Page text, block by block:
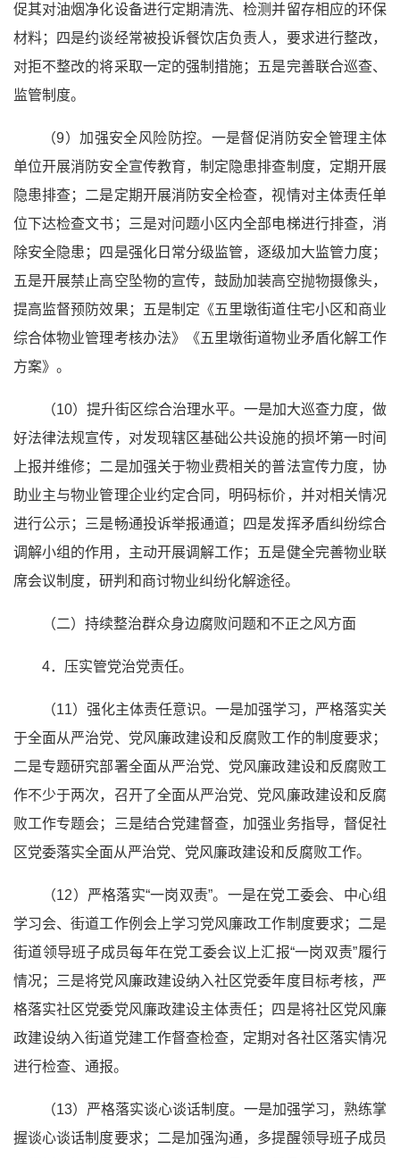
促其对油烟净化设备进行定期清洗、检测并留存相应的环保
材料；四是约谈经常被投诉餐饮店负责人，要求进行整改，
对拒不整改的将采取一定的强制措施；五是完善联合巡查、
监管制度。
（9）加强安全风险防控。一是督促消防安全管理主体
单位开展消防安全宣传教育，制定隐患排查制度，定期开展
隐患排查；二是定期开展消防安全检查，视情对主体责任单
位下达检查文书；三是对问题小区内全部电梯进行排查，消
除安全隐患；四是强化日常分级监管，逐级加大监管力度；
五是开展禁止高空坠物的宣传，鼓励加装高空抛物摄像头，
提高监督预防效果；五是制定《五里墩街道住宅小区和商业
综合体物业管理考核办法》《五里墩街道物业矛盾化解工作
方案》。
（10）提升街区综合治理水平。一是加大巡查力度，做
好法律法规宣传，对发现辖区基础公共设施的损坏第一时间
上报并维修；二是加强关于物业费相关的普法宣传力度，协
助业主与物业管理企业约定合同，明码标价，并对相关情况
进行公示；三是畅通投诉举报通道；四是发挥矛盾纠纷综合
调解小组的作用，主动开展调解工作；五是健全完善物业联
席会议制度，研判和商讨物业纠纷化解途径。
（二）持续整治群众身边腐败问题和不正之风方面
4．压实管党治党责任。
（11）强化主体责任意识。一是加强学习，严格落实关
于全面从严治党、党风廉政建设和反腐败工作的制度要求；
二是专题研究部署全面从严治党、党风廉政建设和反腐败工
作不少于两次，召开了全面从严治党、党风廉政建设和反腐
败工作专题会；三是结合党建督查，加强业务指导，督促社
区党委落实全面从严治党、党风廉政建设和反腐败工作。
（12）严格落实“一岗双责”。一是在党工委会、中心组
学习会、街道工作例会上学习党风廉政工作制度要求；二是
街道领导班子成员每年在党工委会议上汇报“一岗双责”履行
情况；三是将党风廉政建设纳入社区党委年度目标考核，严
格落实社区党委党风廉政建设主体责任；四是将社区党风廉
政建设纳入街道党建工作督查检查，定期对各社区落实情况
进行检查、通报。
（13）严格落实谈心谈话制度。一是加强学习，熟练掌
握谈心谈话制度要求；二是加强沟通，多提醒领导班子成员